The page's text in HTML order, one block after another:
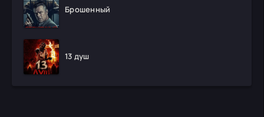
Брошенный
13 душ